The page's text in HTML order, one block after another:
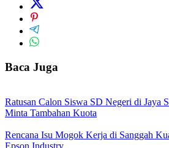
Baca Juga
Ratusan Calon Siswa SD Negeri di Jaya
Minta Tambahan Kuota
Rencana Isu Mogok Kerja di Sanggah
Epson Industry